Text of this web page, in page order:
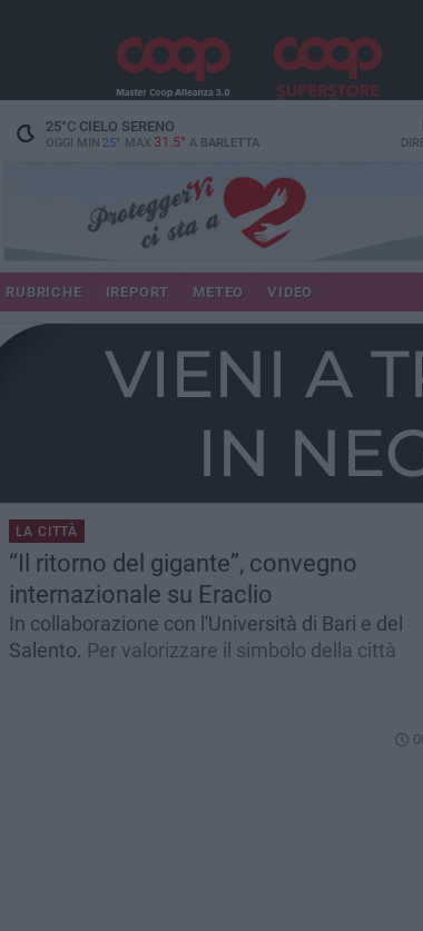
25°CCIELO SERENO
OGGI MIN 25° MAX 31.5° A BARLETTA
RUBRICHE IREPORT METEO VIDEO
LA CITTÀ
“Il ritorno del gigante”, convegno
internazionale su Eraclio
In collaborazione con l'Università di Bari e del
Salento. Per valorizzare il simbolo della città